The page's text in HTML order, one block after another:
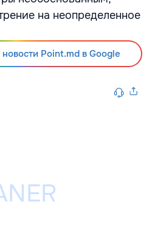
на неопределенное
Point.md в Google